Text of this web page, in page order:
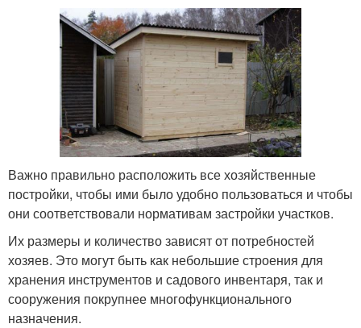
Важно правильно расположить все хозяйственные
постройки, чтобы ими было удобно пользоваться и чтобы
они соответствовали нормативам застройки участков.
Их размеры и количество зависят от потребностей
хозяев. Это могут быть как небольшие строения для
хранения инструментов и садового инвентаря, так и
сооружения покрупнее многофункционального
назначения.